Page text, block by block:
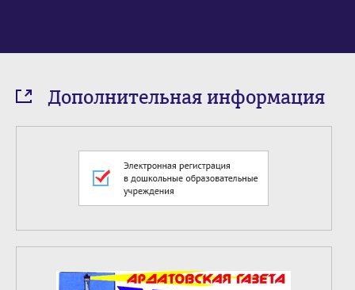
Дополнительная информация